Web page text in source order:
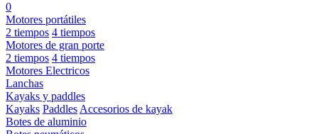
0
Motores portátiles
2 tiempos 4 tiempos
Motores de gran porte
2 tiempos 4 tiempos
Motores Electricos
Lanchas
Kayaks y paddles
Kayaks Paddles Accesorios de kayak
Botes de aluminio